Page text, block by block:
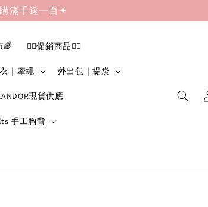
滿千送一百✦
🌈 ❤️‍🔥促銷商品❤️‍🔥
｜牽繩 外出包｜提袋
現貨供應
手工胸背